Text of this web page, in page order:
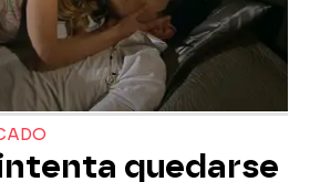
quedarse